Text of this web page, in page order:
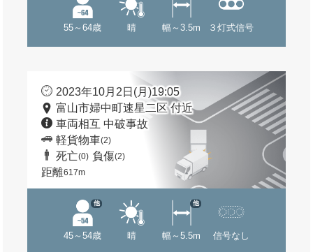
55～64歳 晴 幅～3.5m ３灯式信号
2023年10月2日(月)19:05
富山市婦中町速星二区 付近
車両相互 中破事故
軽貨物車(2)
死亡(0) 負傷(2)
距離617m
45～54歳
他
晴 幅～5.5m
他
信号なし